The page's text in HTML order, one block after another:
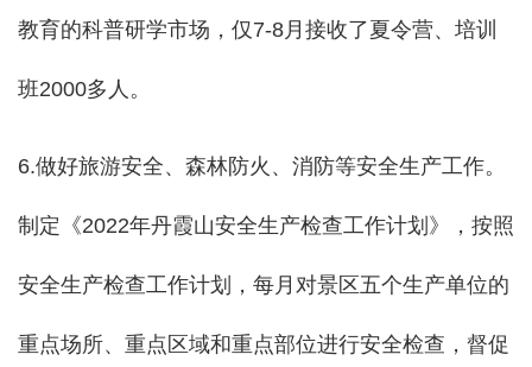
教育的科普研学市场，仅7-8月接收了夏令营、培训
班2000多人。
6.做好旅游安全、森林防火、消防等安全生产工作。
制定《2022年丹霞山安全生产检查工作计划》，按照
安全生产检查工作计划，每月对景区五个生产单位的
重点场所、重点区域和重点部位进行安全检查，督促